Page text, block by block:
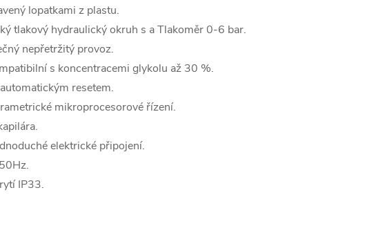
lopatkami z plastu.
tlakový hydraulický okruh s aTlakoměr 0-6 bar.
nepřetržitý provoz.
s koncentracemi glykolu až 30 %.
resetem.
mikroprocesorové řízení.
elektrické připojení.
IP33.